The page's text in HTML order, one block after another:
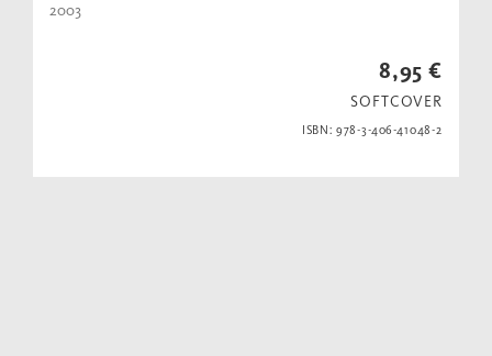
2003
8,95 €
SOFTCOVER
ISBN: 978-3-406-41048-2